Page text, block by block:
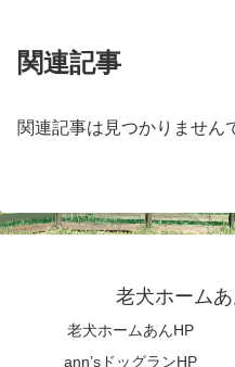
関連記事
関連記事は見つかりません
老犬ホーム
老犬ホームあんHP
ann’sドッグランHP